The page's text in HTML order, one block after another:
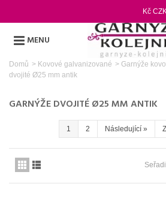
Kč
MENU
Domů > Kovové galvanizované > Garnýže
dvojité Ø25 mm antik
GARNÝŽE DVOJITÉ Ø25 MM ANTIK
1 2 Následující»